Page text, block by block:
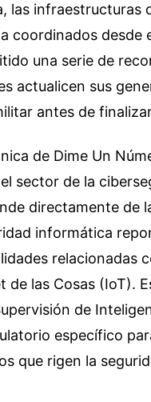
las infraestructuras
coordinados desde
una serie de
actualicen sus
antes de
de Dime Un
sector de la
directamente de
informática
relacionadas
de las Cosas (IoT).
de
específico
que rigen la